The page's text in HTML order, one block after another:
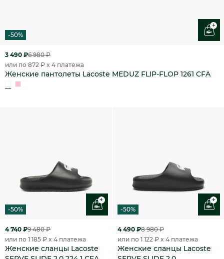
-50%
+
3 490 ₽6 980 ₽
или по 872 ₽ x 4 платежа
Женские пантолеты Lacoste MEDUZ FLIP-FLOP 1261 CFA
-50%
+
4 740 ₽9 480 ₽
или по 1 185 ₽ x 4 платежа
Женские сланцы Lacoste
-50%
+
4 490 ₽8 980 ₽
или по 1 122 ₽ x 4 платежа
Женские сланцы Lacoste